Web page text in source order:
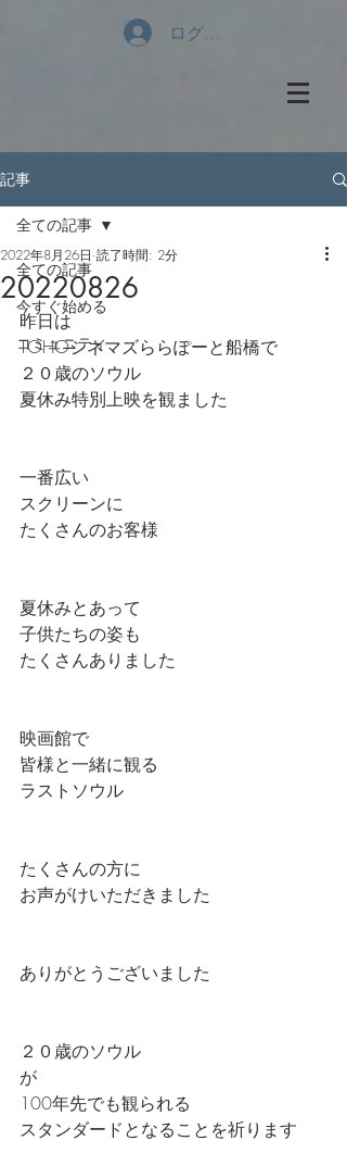
ログイン
記事
全ての記事
今すぐ始める
コミュニティ
全ての記事
20220826
2022年8月26日 読了時間: 2分
昨日は
TOHOシネマズららぽーと船橋で
２０歳のソウル
夏休み特別上映を観ました
一番広い
スクリーンに
たくさんのお客様
夏休みとあって
子供たちの姿も
たくさんありました
映画館で
皆様と一緒に観る
ラストソウル
たくさんの方に
お声がけいただきました
ありがとうございました
２０歳のソウル
が
100年先でも観られる
スタンダードとなることを祈ります